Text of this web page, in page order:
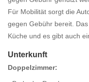
Für Mobilität sorgt die
gegen Gebühr bereit.
Küche und es gibt auch
Unterkunft
Doppelzimmer: